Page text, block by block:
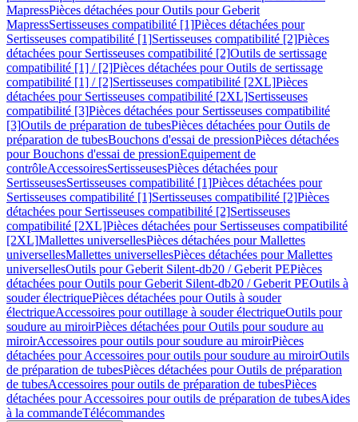
MapressPièces détachées pour Outils pour Geberit
MapressSertisseuses compatibilité [1]Pièces détachées pour
Sertisseuses compatibilité [1]Sertisseuses compatibilité [2]Pièces
détachées pour Sertisseuses compatibilité [2]Outils de sertissage
compatibilité [1] / [2]Pièces détachées pour Outils de sertissage
compatibilité [1] / [2]Sertisseuses compatibilité [2XL]Pièces
détachées pour Sertisseuses compatibilité [2XL]Sertisseuses
compatibilité [3]Pièces détachées pour Sertisseuses compatibilité
[3]Outils de préparation de tubesPièces détachées pour Outils de
préparation de tubesBouchons d'essai de pressionPièces détachées
pour Bouchons d'essai de pressionEquipement de
contrôleAccessoiresSertisseusesPièces détachées pour
SertisseusesSertisseuses compatibilité [1]Pièces détachées pour
Sertisseuses compatibilité [1]Sertisseuses compatibilité [2]Pièces
détachées pour Sertisseuses compatibilité [2]Sertisseuses
compatibilité [2XL]Pièces détachées pour Sertisseuses compatibilité
[2XL]Mallettes universellesPièces détachées pour Mallettes
universellesMallettes universellesPièces détachées pour Mallettes
universellesOutils pour Geberit Silent-db20 / Geberit PEPièces
détachées pour Outils pour Geberit Silent-db20 / Geberit PEOutils à
souder électriquePièces détachées pour Outils à souder
électriqueAccessoires pour outillage à souder électriqueOutils pour
soudure au miroirPièces détachées pour Outils pour soudure au
miroirAccessoires pour outils pour soudure au miroirPièces
détachées pour Accessoires pour outils pour soudure au miroirOutils
de préparation de tubesPièces détachées pour Outils de préparation
de tubesAccessoires pour outils de préparation de tubesPièces
détachées pour Accessoires pour outils de préparation de tubesAides
à la commandeTélécommandes